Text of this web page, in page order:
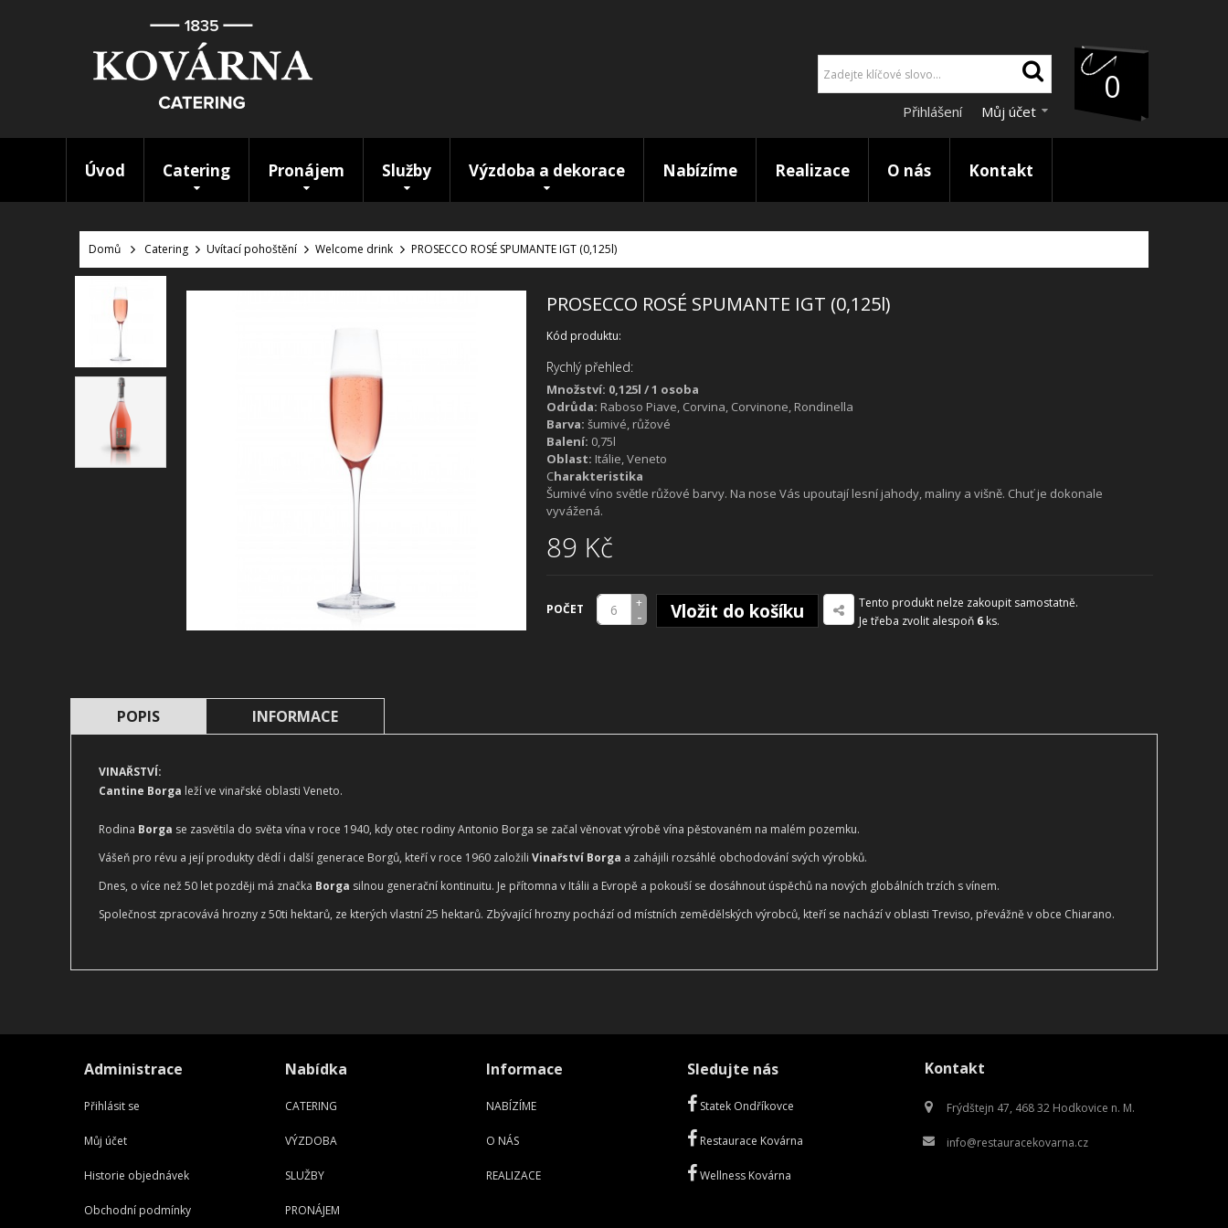
0
Přihlášení Můj účet
Úvod Catering Pronájem Služby Výzdoba a dekorace Nabízíme Realizace O nás Kontakt
Domů Catering Uvítací pohoštění Welcome drink PROSECCO ROSÉ SPUMANTE IGT (0,125l)
PROSECCO ROSÉ SPUMANTE IGT (0,125l)
Kód produktu:
Rychlý přehled:
Množství: 0,125l / 1 osoba
Odrůda: Raboso Piave, Corvina, Corvinone, Rondinella
Barva: šumivé, růžové
Balení: 0,75l
Oblast: Itálie, Veneto
Charakteristika
Šumivé víno světle růžové barvy. Na nose Vás upoutají lesní jahody, maliny a višně. Chuť je dokonale
vyvážená.
89 Kč
POČET +
- Vložit do košíku
Tento produkt nelze zakoupit samostatně.
Je třeba zvolit alespoň 6 ks.
POPIS INFORMACE
VINAŘSTVÍ:
Cantine Borga leží ve vinařské oblasti Veneto.
Rodina Borga se zasvětila do světa vína v roce 1940, kdy otec rodiny Antonio Borga se začal věnovat výrobě vína pěstovaném na malém pozemku.
Vášeň pro révu a její produkty dědí i další generace Borgů, kteří v roce 1960 založili Vinařství Borga a zahájili rozsáhlé obchodování svých výrobků.
Dnes, o více než 50 let později má značka Borga silnou generační kontinuitu. Je přítomna v Itálii a Evropě a pokouší se dosáhnout úspěchů na nových globálních trzích s vínem.
Společnost zpracovává hrozny z 50ti hektarů, ze kterých vlastní 25 hektarů. Zbývající hrozny pochází od místních zemědělských výrobců, kteří se nachází v oblasti Treviso, převážně v obce Chiarano.
Administrace
Přihlásit se
Můj účet
Historie objednávek
Obchodní podmínky
Nabídka
CATERING
VÝZDOBA
SLUŽBY
PRONÁJEM
Informace
NABÍZÍME
O NÁS
REALIZACE
Sledujte nás
Statek Ondříkovce
Restaurace Kovárna
Wellness Kovárna
Kontakt
Frýdštejn 47, 468 32 Hodkovice n. M.
info@restauracekovarna.cz